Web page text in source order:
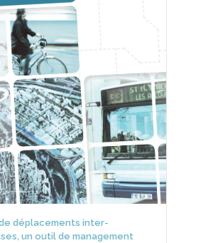
déplacements inter-
un outil de management